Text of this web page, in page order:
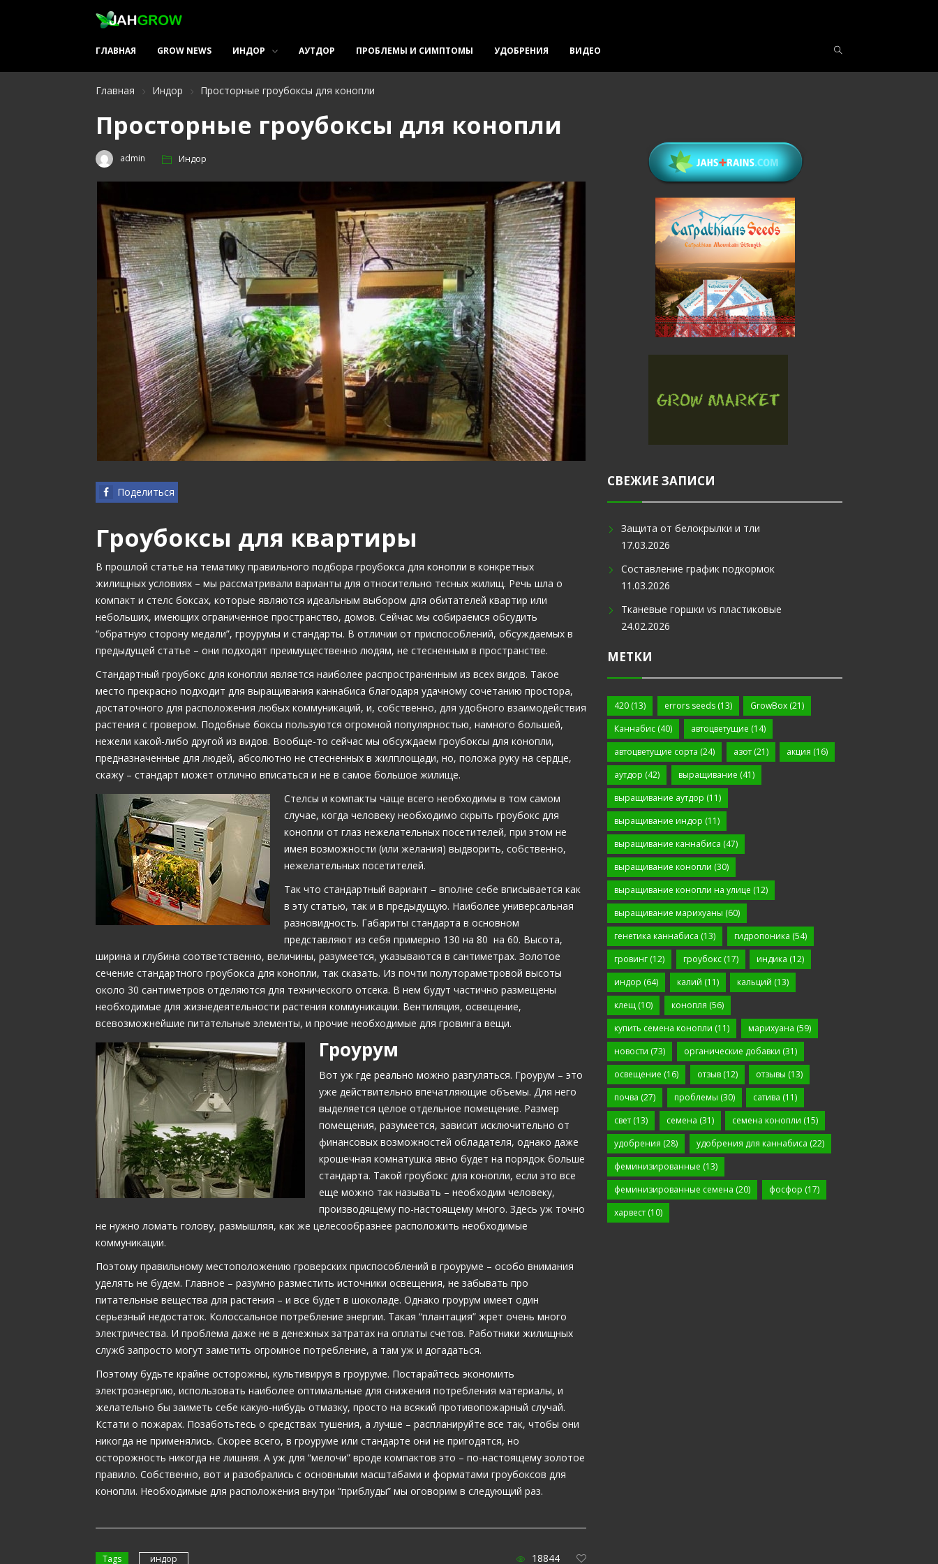
ГЛАВНАЯ GROW NEWS ИНДОР АУТДОР ПРОБЛЕМЫ И СИМПТОМЫ УДОБРЕНИЯ ВИДЕО
Главная Индор Просторные гроубоксы для конопли
Просторные гроубоксы для конопли
admin Индор
Поделиться
Гроубоксы для квартиры
В прошлой статье на тематику правильного подбора гроубокса для конопли в конкретных
жилищных условиях – мы рассматривали варианты для относительно тесных жилищ. Речь шла о
компакт и стелс боксах, которые являются идеальным выбором для обитателей квартир или
небольших, имеющих ограниченное пространство, домов. Сейчас мы собираемся обсудить
“обратную сторону медали”, гроурумы и стандарты. В отличии от приспособлений, обсуждаемых в
предыдущей статье – они подходят преимущественно людям, не стесненным в пространстве.
Стандартный гроубокс для конопли является наиболее распространенным из всех видов. Такое
место прекрасно подходит для выращивания каннабиса благодаря удачному сочетанию простора,
достаточного для расположения любых коммуникаций, и, собственно, для удобного взаимодействия
растения с гровером. Подобные боксы пользуются огромной популярностью, намного большей,
нежели какой-либо другой из видов. Вообще-то сейчас мы обсуждаем гроубоксы для конопли,
предназначенные для людей, абсолютно не стесненных в жилплощади, но, положа руку на сердце,
скажу – стандарт может отлично вписаться и не в самое большое жилище.
Стелсы и компакты чаще всего необходимы в том самом
случае, когда человеку необходимо скрыть гроубокс для
конопли от глаз нежелательных посетителей, при этом не
имея возможности (или желания) выдворить, собственно,
нежелательных посетителей.
Так что стандартный вариант – вполне себе вписывается как
в эту статью, так и в предыдущую. Наиболее универсальная
разновидность. Габариты стандарта в основном
представляют из себя примерно 130 на 80 на 60. Высота,
ширина и глубина соответственно, величины, разумеется, указываются в сантиметрах. Золотое
сечение стандартного гроубокса для конопли, так сказать. Из почти полутораметровой высоты
около 30 сантиметров отделяются для технического отсека. В нем будут частично размещены
необходимые для жизнедеятельности растения коммуникации. Вентиляция, освещение,
всевозможнейшие питательные элементы, и прочие необходимые для гровинга вещи.
Гроурум
Вот уж где реально можно разгуляться. Гроурум – это
уже действительно впечатляющие объемы. Для него
выделяется целое отдельное помещение. Размер
помещения, разумеется, зависит исключительно от
финансовых возможностей обладателя, однако даже
крошечная комнатушка явно будет на порядок больше
стандарта. Такой гроубокс для конопли, если это все
еще можно так называть – необходим человеку,
производящему по-настоящему много. Здесь уж точно
не нужно ломать голову, размышляя, как же целесообразнее расположить необходимые
коммуникации.
Поэтому правильному местоположению гроверских приспособлений в гроуруме – особо внимания
уделять не будем. Главное – разумно разместить источники освещения, не забывать про
питательные вещества для растения – и все будет в шоколаде. Однако гроурум имеет один
серьезный недостаток. Колоссальное потребление энергии. Такая “плантация” жрет очень много
электричества. И проблема даже не в денежных затратах на оплаты счетов. Работники жилищных
служб запросто могут заметить огромное потребление, а там уж и догадаться.
Поэтому будьте крайне осторожны, культивируя в гроуруме. Постарайтесь экономить
электроэнергию, использовать наиболее оптимальные для снижения потребления материалы, и
желательно бы заиметь себе какую-нибудь отмазку, просто на всякий противопожарный случай.
Кстати о пожарах. Позаботьтесь о средствах тушения, а лучше – распланируйте все так, чтобы они
никогда не применялись. Скорее всего, в гроуруме или стандарте они не пригодятся, но
осторожность никогда не лишняя. А уж для “мелочи” вроде компактов это – по-настоящему золотое
правило. Собственно, вот и разобрались с основными масштабами и форматами гроубоксов для
конопли. Необходимые для расположения внутри “приблуды” мы оговорим в следующий раз.
18844
Tags индор
СВЕЖИЕ ЗАПИСИ
Защита от белокрылки и тли
17.03.2026
Составление график подкормок
11.03.2026
Тканевые горшки vs пластиковые
24.02.2026
МЕТКИ
420 (13) errors seeds(13) GrowBox (21)
Каннабис (40) автоцветущие (14)
автоцветущие сорта (24) азот(21) акция (16)
аутдор (42) выращивание (41)
выращивание аутдор (11)
выращивание индор (11)
выращивание каннабиса (47)
выращивание конопли (30)
выращивание конопли на улице (12)
выращивание марихуаны (60)
генетика каннабиса (13) гидропоника (54)
гровинг (12) гроубокс(17) индика (12)
индор (64) калий (11) кальций (13)
клещ (10) конопля (56)
купить семена конопли (11) марихуана (59)
новости (73) органические добавки (31)
освещение (16) отзыв(12) отзывы (13)
почва (27) проблемы (30) сатива (11)
свет (13) семена (31) семена конопли (15)
удобрения (28) удобрения для каннабиса (22)
феминизированные (13)
феминизированные семена (20) фосфор (17)
харвест (10)